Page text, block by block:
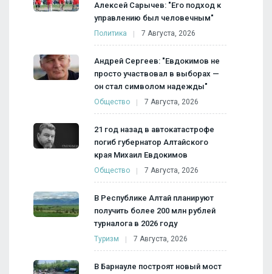
Алексей Сарычев: "Его подход к
управлению был человечным"
Политика 7 Августа, 2026
Андрей Сергеев: "Евдокимов не
просто участвовал в выборах —
он стал символом надежды"
Общество 7 Августа, 2026
21 год назад в автокатастрофе
погиб губернатор Алтайского
края Михаил Евдокимов
Общество 7 Августа, 2026
В Республике Алтай планируют
получить более 200 млн рублей
турналога в 2026 году
Туризм 7 Августа, 2026
В Барнауле построят новый мост